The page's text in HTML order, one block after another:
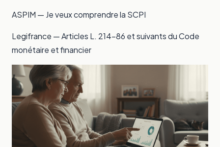
ASPIM — Je veux comprendre la SCPI
Legifrance —Articles L. 214-86 et suivants du Code
monétaire et financier